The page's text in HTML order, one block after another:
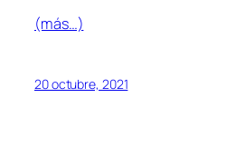
(más…)
20 octubre, 2021